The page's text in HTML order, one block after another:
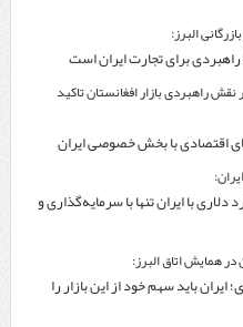
البرز:
برای تجارت ایران است
راهبردی بازار افغانستان تاکید
اقتصادی با بخش خصوصی ایران
سالانه ۱۰ میلیارد دلاری با ایران تنها با سرمایه‌گذاری و
همایش اتاق البرز:
باید سهم خود از این بازار را